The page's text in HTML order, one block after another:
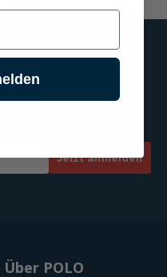
Jetzt anmelden
Über POLO